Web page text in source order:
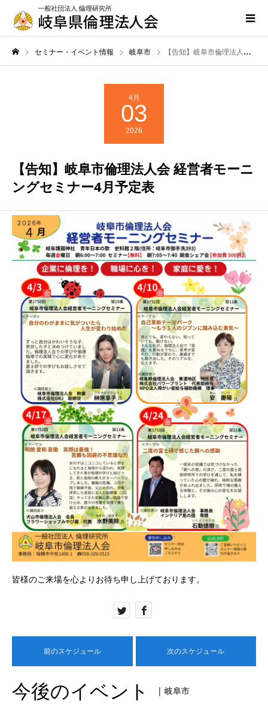
セミナー・イベント情報 岐阜市 【告知】岐阜市倫理法人会 経営者モーニングセミナー4月予定表
4月
03
2026
【告知】岐阜市倫理法人会 経営者モーニ
ングセミナー4月予定表
皆様のご来場を心よりお待ち申し上げております。
前のスケジュール 次のスケジュール
今後のイベント | 岐阜市